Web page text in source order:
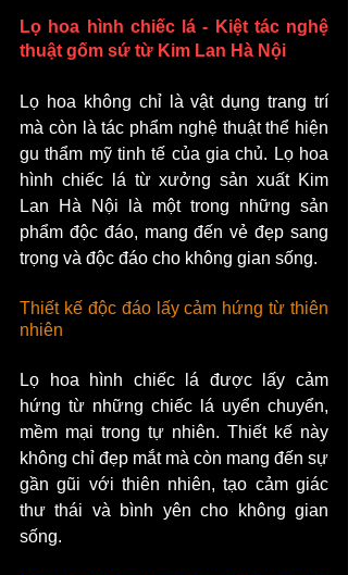
Lọ hoa hình chiếc lá - Kiệt tác nghệ
thuật gốm sứ từ Kim Lan Hà Nội
Lọ hoa không chỉ là vật dụng trang trí
mà còn là tác phẩm nghệ thuật thể hiện
gu thẩm mỹ tinh tế của gia chủ. Lọ hoa
hình chiếc lá từ xưởng sản xuất Kim
Lan Hà Nội là một trong những sản
phẩm độc đáo, mang đến vẻ đẹp sang
trọng và độc đáo cho không gian sống.
Thiết kế độc đáo lấy cảm hứng từ thiên
nhiên
Lọ hoa hình chiếc lá được lấy cảm
hứng từ những chiếc lá uyển chuyển,
mềm mại trong tự nhiên. Thiết kế này
không chỉ đẹp mắt mà còn mang đến sự
gần gũi với thiên nhiên, tạo cảm giác
thư thái và bình yên cho không gian
sống.